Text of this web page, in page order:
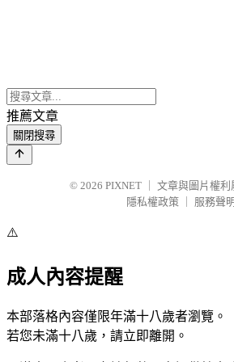
推薦文章
關閉搜尋
© 2026 PIXNET
文章與圖片權利
隱私權政策
服務聲
⚠️
成人內容提醒
本部落格內容僅限年滿十八歲者瀏覽。
若您未滿十八歲，請立即離開。